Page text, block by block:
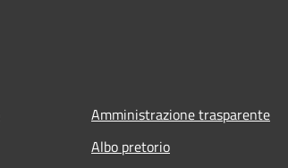
Amministrazione trasparente
Albo pretorio